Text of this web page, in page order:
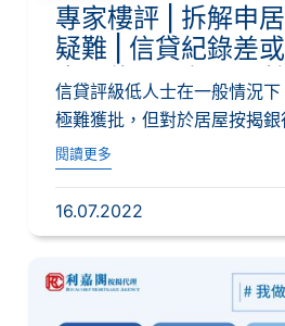
專家樓評 | 拆解申
疑難 | 信貸紀錄差
中，能否取得居屋
欣
信貸評級低人士在一般情況
極難獲批，但對於居屋按揭銀
部分銀...
閱讀更多
16.07.2022